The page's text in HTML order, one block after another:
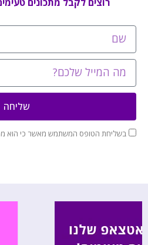
בשליחת הטופס המשתמש מאשר כי הוא
שליחה